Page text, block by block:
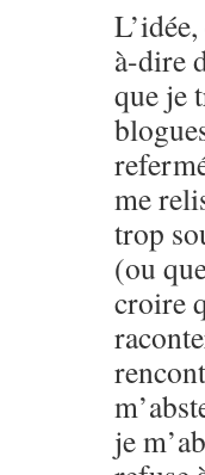
à-dire
que je
me
trop
(ou
croire
je